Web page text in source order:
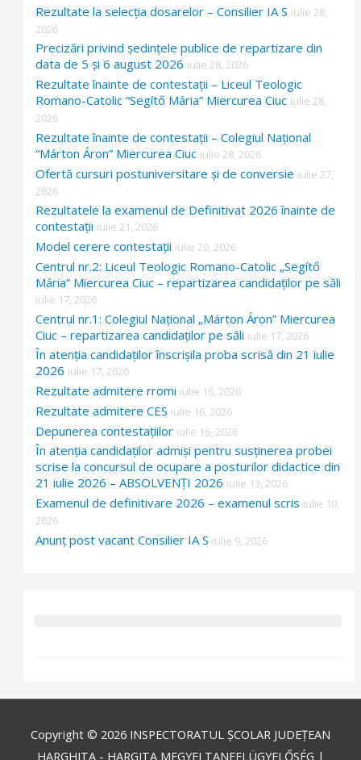
Rezultate la selecția dosarelor – Consilier IA S iulie 28,
2026
Precizări privind ședințele publice de repartizare din
data de 5 și 6 august 2026 iulie 28, 2026
Rezultate înainte de contestații – Liceul Teologic
Romano-Catolic “Segítő Mária” Miercurea Ciuc iulie 28,
2026
Rezultate înainte de contestații – Colegiul Național
“Márton Áron” Miercurea Ciuc iulie 28, 2026
Ofertă cursuri postuniversitare și de conversie iulie 27,
2026
Rezultatele la examenul de Definitivat 2026 înainte de
contestații iulie 21, 2026
Model cerere contestații iulie 20, 2026
Centrul nr.2: Liceul Teologic Romano-Catolic „Segítő
Mária” Miercurea Ciuc – repartizarea candidaților pe săli
iulie 17, 2026
Centrul nr.1: Colegiul Național „Márton Áron” Miercurea
Ciuc – repartizarea candidaților pe săli iulie 17, 2026
În atenția candidaților înscrișila proba scrisă din 21 iulie
2026 iulie 17, 2026
Rezultate admitere rromi iulie 16, 2026
Rezultate admitere CES iulie 16, 2026
Depunerea contestațiilor iulie 16, 2026
În atenția candidaților admiși pentru susținerea probei
scrise la concursul de ocupare a posturilor didactice din
21 iulie 2026 – ABSOLVENȚI 2026 iulie 13, 2026
Examenul de definitivare 2026 – examenul scris iulie 10,
2026
Anunț post vacant Consilier IA S iulie 9, 2026
Copyright © 2026 INSPECTORATUL ȘCOLAR JUDEȚEAN
HARGHITA - HARGITA MEGYEI TANFELÜGYELŐSÉG |